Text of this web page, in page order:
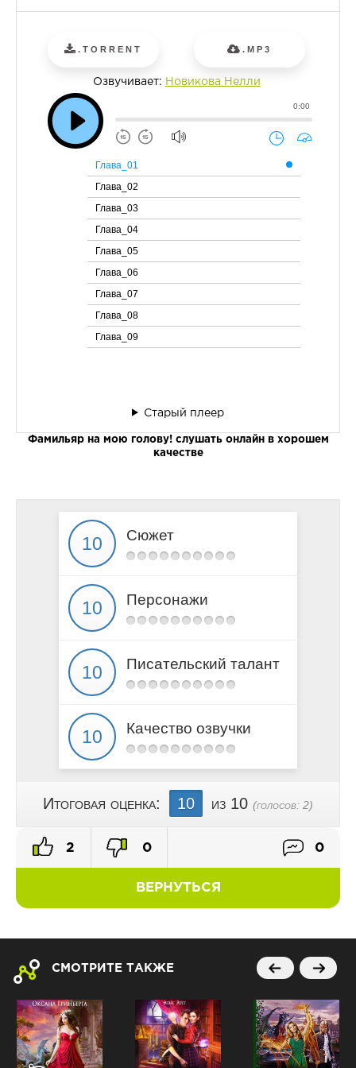
.TORRENT .MP3
Озвучивает: Новикова Нелли
0:00
Глава_01
Глава_02
Глава_03
Глава_04
Глава_05
Глава_06
Глава_07
Глава_08
Глава_09
Старый плеер
Фамильяр на мою голову! слушать онлайн в хорошем
качестве
Сюжет
Персонажи
Писательский талант
Качество озвучки
Итоговая оценка: 10 из 10 (голосов: 2)
ВЕРНУТЬСЯ
2 0 0
СМОТРИТЕ ТАКЖЕ